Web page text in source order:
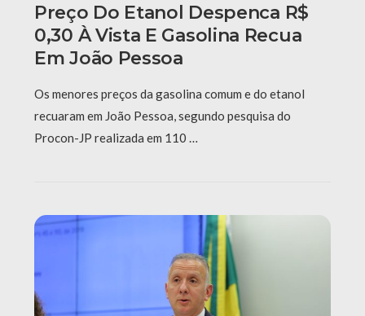
Preço Do Etanol Despenca R$
0,30 À Vista E Gasolina Recua
Em João Pessoa
Os menores preços da gasolina comum e do etanol
recuaram em João Pessoa, segundo pesquisa do
Procon-JP realizada em 110 …